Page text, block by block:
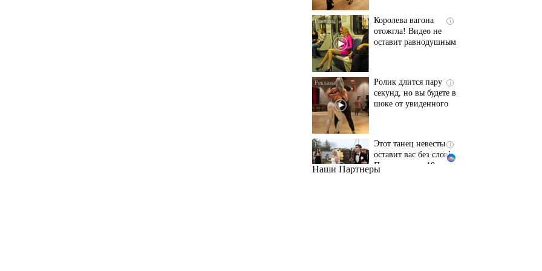
Ржу не переставая, это
Наши Партнеры